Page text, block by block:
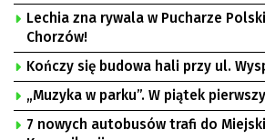
Lechia zna rywala w Pucharze
Chorzów!
Kończy się budowa hali przy ul.
„Muzyka w parku”. W piątek
7 nowych autobusów trafi do